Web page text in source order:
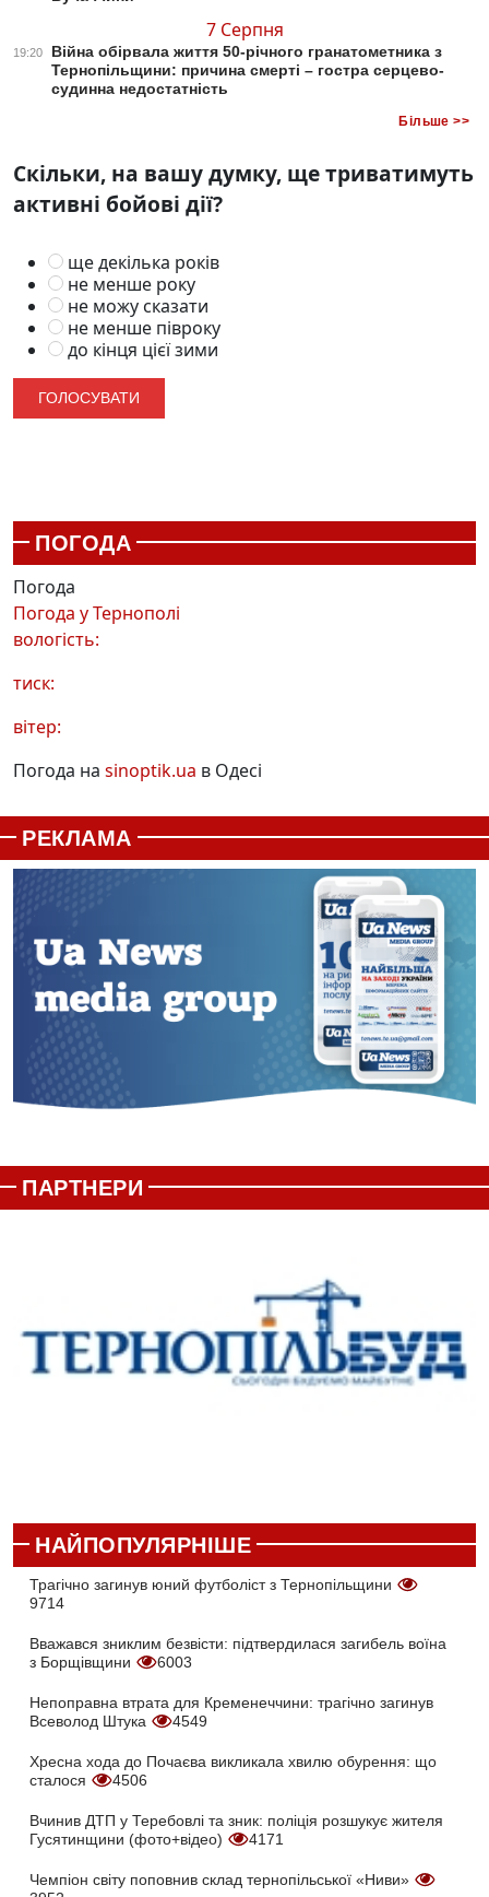
7 Серпня
19:20
Війна обірвала життя 50-річного гранатометника з
Тернопільщини: причина смерті – гостра серцево-
судинна недостатність
Більше >>
Скільки, на вашу думку, ще триватимуть
активні бойові дії?
ще декілька років
не менше року
не можу сказати
не менше півроку
до кінця цієї зими
ПОГОДА
Погода
Погода уТернополі
вологість:
тиск:
вітер:
Погода на sinoptik.ua в Одесі
РЕКЛАМА
ПАРТНЕРИ
НАЙПОПУЛЯРНІШЕ
Трагічно загинув юний футболіст з Тернопільщини
9714
Вважався зниклим безвісти: підтвердилася загибель воїна
з Борщівщини
6003
Непоправна втрата для Кременеччини: трагічно загинув
Всеволод Штука
4549
Хресна хода до Почаєва викликала хвилю обурення: що
сталося
4506
Вчинив ДТП у Теребовлі та зник: поліція розшукує жителя
Гусятинщини (фото+відео)
4171
Чемпіон світу поповнив склад тернопільської «Ниви»